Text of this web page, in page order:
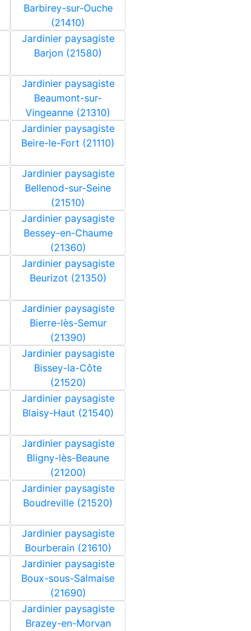
Barbirey-sur-Ouche
(21410)
Jardinier paysagiste
Barjon (21580)
Jardinier paysagiste
Beaumont-sur-
Vingeanne (21310)
Jardinier paysagiste
Beire-le-Fort (21110)
Jardinier paysagiste
Bellenod-sur-Seine
(21510)
Jardinier paysagiste
Bessey-en-Chaume
(21360)
Jardinier paysagiste
Beurizot (21350)
Jardinier paysagiste
Bierre-lès-Semur
(21390)
Jardinier paysagiste
Bissey-la-Côte
(21520)
Jardinier paysagiste
Blaisy-Haut (21540)
Jardinier paysagiste
Bligny-lès-Beaune
(21200)
Jardinier paysagiste
Boudreville (21520)
Jardinier paysagiste
Bourberain (21610)
Jardinier paysagiste
Boux-sous-Salmaise
(21690)
Jardinier paysagiste
Brazey-en-Morvan